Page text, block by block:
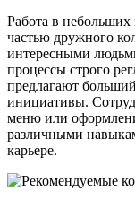
Работа в небольших
частью дружного
интересными
процессы строго
предлагают
инициативы.
меню или
различными
карьере.